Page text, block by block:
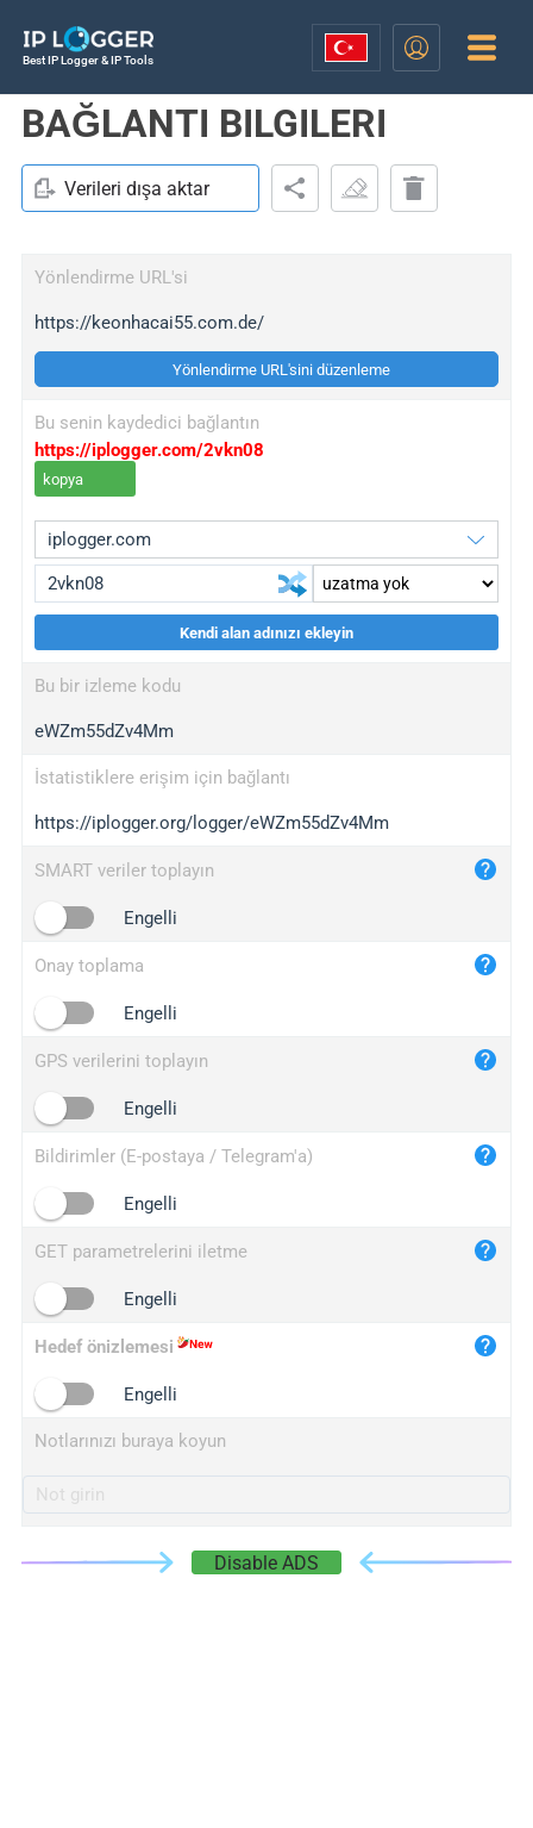
Best IP Logger & IP Tools
BAĞLANTI BILGILERI
Verileri dışa aktar
Yönlendirme URL'si
https://keonhacai55.com.de/
Yönlendirme URL'sini düzenleme
Bu senin kaydedici bağlantın
https://iplogger.com/2vkn08
kopya
wl.gl
ed.tc
bc.ax
iplogger.com
maper.info
2no.co
yip.su
iplogger.info
Kendi alan adınızı ekleyin
Bu bir izleme kodu
eWZm55dZv4Mm
İstatistiklere erişim için bağlantı
https://iplogger.org/logger/eWZm55dZv4Mm
SMART veriler toplayın
Engelli
Onay toplama
Engelli
GPS verilerini toplayın
Engelli
Bildirimler (E-postaya / Telegram'a)
Engelli
GET parametrelerini iletme
Engelli
Hedef önizlemesi
Engelli
Notlarınızı buraya koyun
Disable ADS